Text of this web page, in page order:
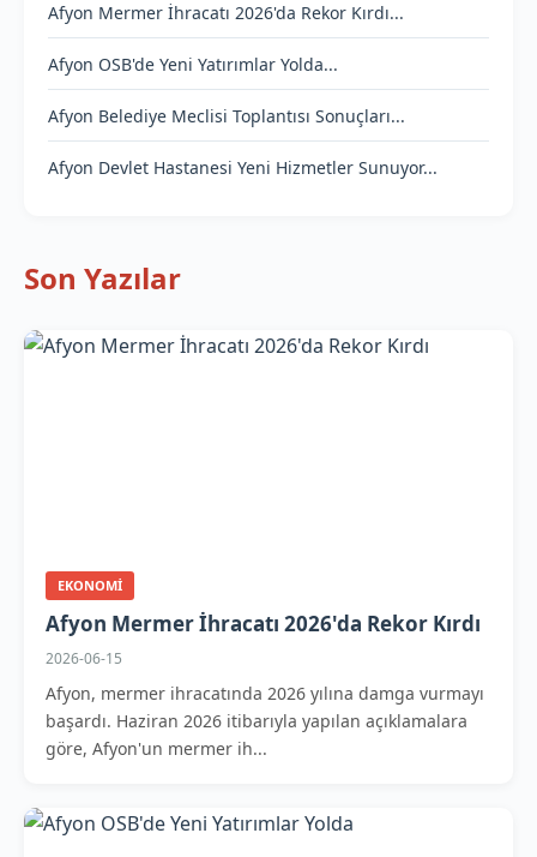
Afyon Mermer İhracatı 2026'da Rekor Kırdı...
Afyon OSB'de Yeni Yatırımlar Yolda...
Afyon Belediye Meclisi Toplantısı Sonuçları...
Afyon Devlet Hastanesi Yeni Hizmetler Sunuyor...
Son Yazılar
EKONOMI
Afyon Mermer İhracatı 2026'da Rekor Kırdı
2026-06-15
Afyon, mermer ihracatında 2026 yılına damga vurmayı
başardı. Haziran 2026 itibarıyla yapılan açıklamalara
göre, Afyon'un mermer ih...